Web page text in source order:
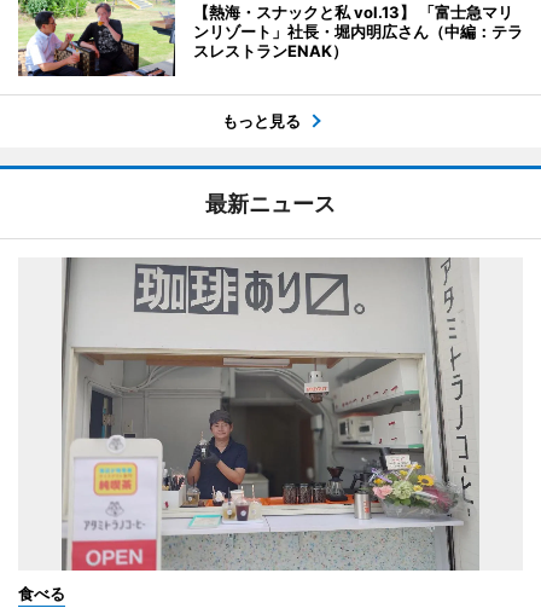
【熱海・スナックと私 vol.13】 「富士急マリ
ンリゾート」社長・堀内明広さん（中編：テラ
スレストランENAK）
もっと見る
最新ニュース
食べる